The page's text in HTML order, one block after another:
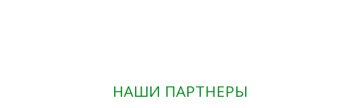
НАШИ ПАРТНЕРЫ